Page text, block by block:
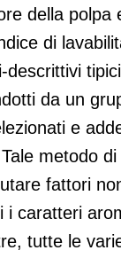
della polpa
di
tipici
da un
e
metodo di
fattori
i caratteri
tutte le